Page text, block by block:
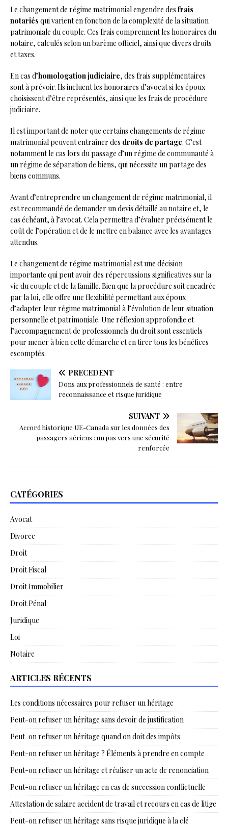
Le changement de régime matrimonial engendre des frais
notariés qui varient en fonction de la complexité de la situation
patrimoniale du couple. Ces frais comprennent les honoraires du
notaire, calculés selon un barème officiel, ainsi que divers droits
et taxes.
En cas d’homologation judiciaire, des frais supplémentaires
sont à prévoir. Ils incluent les honoraires d’avocat si les époux
choisissent d’être représentés, ainsi que les frais de procédure
judiciaire.
Il est important de noter que certains changements de régime
matrimonial peuvent entraîner des droits de partage. C’est
notamment le cas lors du passage d’un régime de communauté à
un régime de séparation de biens, qui nécessite un partage des
biens communs.
Avant d’entreprendre un changement de régime matrimonial, il
est recommandé de demander un devis détaillé au notaire et, le
cas échéant, à l’avocat. Cela permettra d’évaluer précisément le
coût de l’opération et de le mettre en balance avec les avantages
attendus.
Le changement de régime matrimonial est une décision
importante qui peut avoir des répercussions significatives sur la
vie du couple et de la famille. Bien que la procédure soit encadrée
par la loi, elle offre une flexibilité permettant aux époux
d’adapter leur régime matrimonial à l’évolution de leur situation
personnelle et patrimoniale. Une réflexion approfondie et
l’accompagnement de professionnels du droit sont essentiels
pour mener à bien cette démarche et en tirer tous les bénéfices
escomptés.
PRÉCÉDENT
Dons aux professionnels de santé : entre
reconnaissance et risque juridique
SUIVANT
Accord historique UE-Canada sur les données des
passagers aériens : un pas vers une sécurité
renforcée
CATÉGORIES
Avocat
Divorce
Droit
Droit Fiscal
Droit Immobilier
Droit Pénal
Juridique
Loi
Notaire
ARTICLES RÉCENTS
Les conditions nécessaires pour refuser un héritage
Peut-on refuser un héritage sans devoir de justification
Peut-on refuser un héritage quand on doit des impôts
Peut-on refuser un héritage ? Éléments à prendre en compte
Peut-on refuser un héritage et réaliser un acte de renonciation
Peut-on refuser un héritage en cas de succession conflictuelle
Attestation de salaire accident de travail et recours en cas de litige
Peut-on refuser un héritage sans risque juridique à la clé